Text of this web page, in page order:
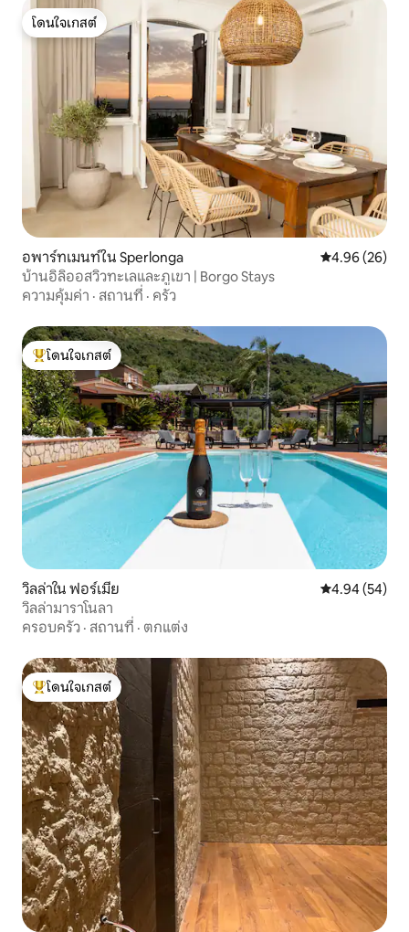
โดนใจเกสต์
โดนใจเกสต์
อพาร์ทเมนท์ใน Sperlonga คะแนนเฉลี่ย
4.96 (26)
บ้านอิลิออสวิวทะเลและภูเขา | Borgo Stays
ความคุ้มค่า · สถานที่ · ครัว
โดนใจเกสต์ที่สุด
โดนใจเกสต์
วิลล่าใน ฟอร์เมีย คะแนนเฉลี่ย
4.94 (54)
วิลล่ามาราโนลา
ครอบครัว · สถานที่ · ตกแต่ง
โดนใจเกสต์ที่สุด
โดนใจเกสต์